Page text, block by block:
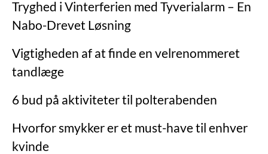
Tryghed i Vinterferien med Tyverialarm – En
Nabo-Drevet Løsning
Vigtigheden af ​​at finde en velrenommeret
tandlæge
6 bud på aktiviteter til polterabenden
Hvorfor smykker er et must-have til enhver
kvinde